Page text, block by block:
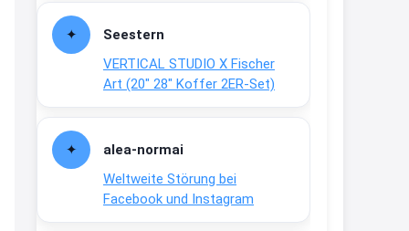
Seestern
VERTICAL STUDIO X Fischer
Art (20″ 28″ Koffer 2ER-Set)
alea-normai
Weltweite Störung bei
Facebook und Instagram
An 01.08. / Sensodyne Rabatt 3€
/ max. 15.000www.erlebe-
↩